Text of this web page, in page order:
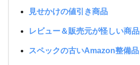
見せかけの値引き商品
レビュー＆販売元が怪しい商品
スペックの古いAmazon整備品